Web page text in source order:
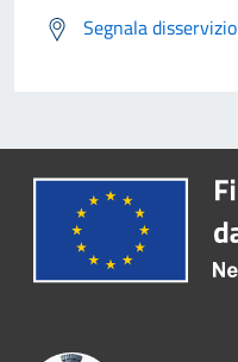
Segnala disservizio